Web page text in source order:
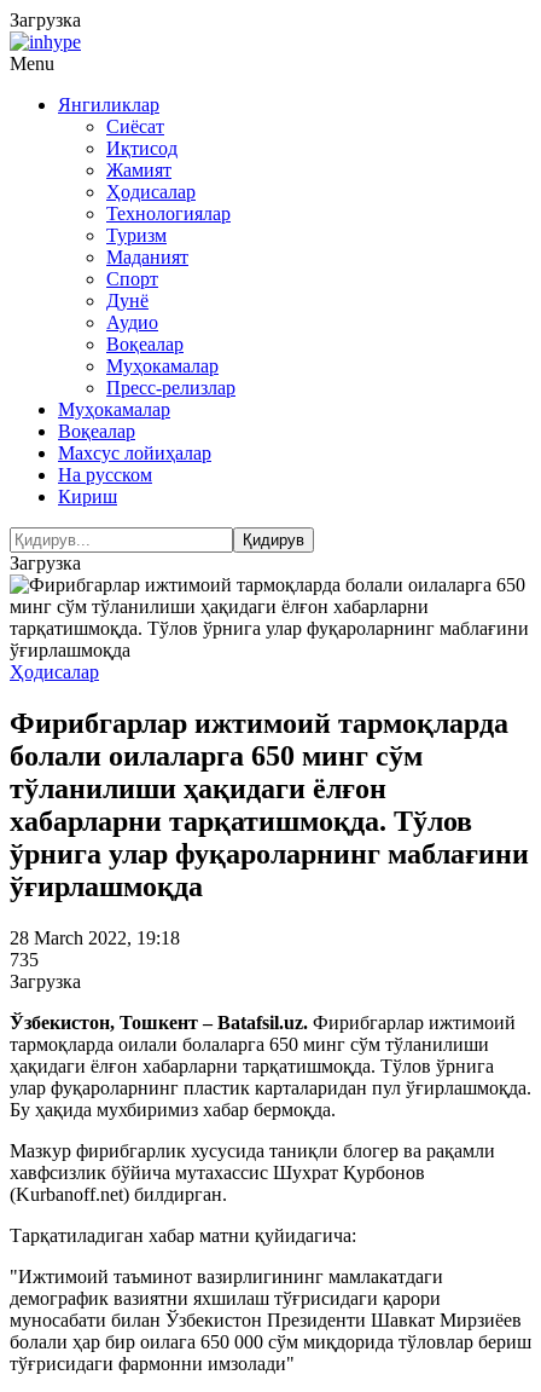
Загрузка
Menu
Янгиликлар
Сиёсат
Иқтисод
Жамият
Ҳодисалар
Технологиялар
Туризм
Маданият
Спорт
Дунё
Аудио
Воқеалар
Муҳокамалар
Пресс-релизлар
Муҳокамалар
Воқеалар
Махсус лойиҳалар
На русском
Кириш
Загрузка
Ҳодисалар
Фирибгарлар ижтимоий тармоқларда
болали оилаларга 650 минг сўм
тўланилиши ҳақидаги ёлғон
хабарларни тарқатишмоқда. Тўлов
ўрнига улар фуқароларнинг маблағини
ўғирлашмоқда
28 March 2022, 19:18
735
Загрузка
Ўзбекистон, Тошкент – Batafsil.uz. Фирибгарлар ижтимоий
тармоқларда оилали болаларга 650 минг сўм тўланилиши
ҳақидаги ёлғон хабарларни тарқатишмоқда. Тўлов ўрнига
улар фуқароларнинг пластик карталаридан пул ўғирлашмоқда.
Бу ҳақида мухбиримиз хабар бермоқда.
Мазкур фирибгарлик хусусида таниқли блогер ва рақамли
хавфсизлик бўйича мутахассис Шухрат Қурбонов
(Kurbanoff.net) билдирган.
Тарқатиладиган хабар матни қуйидагича:
"Ижтимоий таъминот вазирлигининг мамлакатдаги
демографик вазиятни яхшилаш тўғрисидаги қарори
муносабати билан Ўзбекистон Президенти Шавкат Мирзиёев
болали ҳар бир оилага 650 000 сўм миқдорида тўловлар бериш
тўғрисидаги фармонни имзолади"